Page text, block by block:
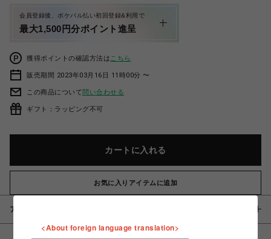
会員登録後、ポケパル払い初回登録&利用で
最大1,500円分ポイント進呈
獲得ポイントの確認方法は こちら
販売期間 2023年03月16日 11時00分 〜
この商品について問い合わせる
ギフト：ラッピング不可
カートに入れる
お気に入りアイテムに追加
アイテム説明 / 素材
<About foreign language translation>